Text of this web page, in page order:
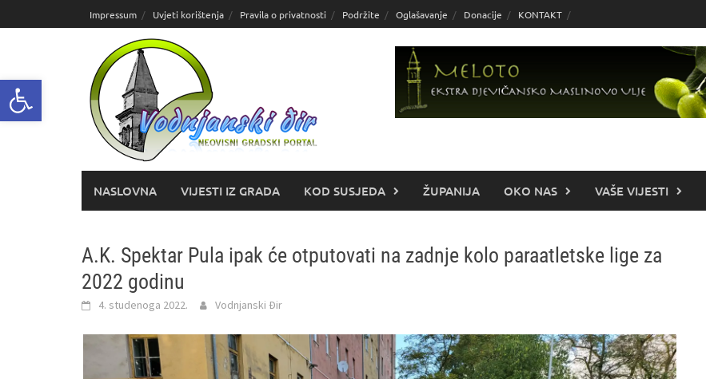
Open toolbar
do
Impressum Uvjeti korištenja Pravila o privatnosti Podržite Oglašavanje Donacije KONTAKT
NASLOVNA VIJESTI IZ GRADA KOD SUSJEDA ŽUPANIJA OKO NAS VAŠE VIJESTI
A.K. Spektar Pula ipak će otputovati na zadnje kolo paraatletske lige za
2022 godinu
4. studenoga 2022. Vodnjanski Đir